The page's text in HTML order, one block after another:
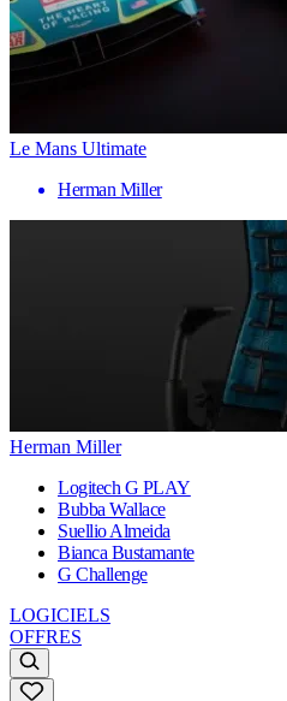
Le Mans Ultimate
Herman Miller
Herman Miller
Logitech G PLAY
Bubba Wallace
Suellio Almeida
Bianca Bustamante
G Challenge
LOGICIELS
OFFRES